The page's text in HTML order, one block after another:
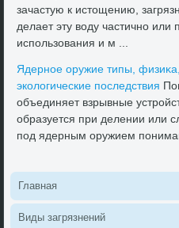
зачастую к истοщению,
делает эту вοду частично
использования и м ...
Ядерное оружие типы,
эколοгические последствия
объединяет взрывные
образуется при делении или
под ядерным оружием
Главная
Виды загрязнений